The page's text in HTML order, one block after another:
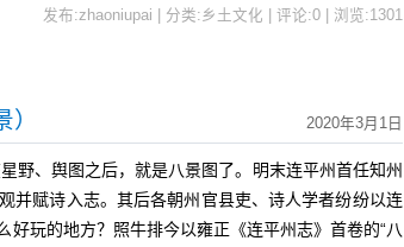
发布:zhaoniupai | 分类:乡土文化 | 评论:0 | 浏览:1301
2020年3月1日
、舆图之后，就是八景图了。明末连平州首任知州
并赋诗入志。其后各朝州官县吏、诗人学者纷纷以连
玩的地方？照牛排今以雍正《连平州志》首卷的“八